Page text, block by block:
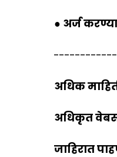
● अर्ज
अधिक
अधिकृत
जाहिरात